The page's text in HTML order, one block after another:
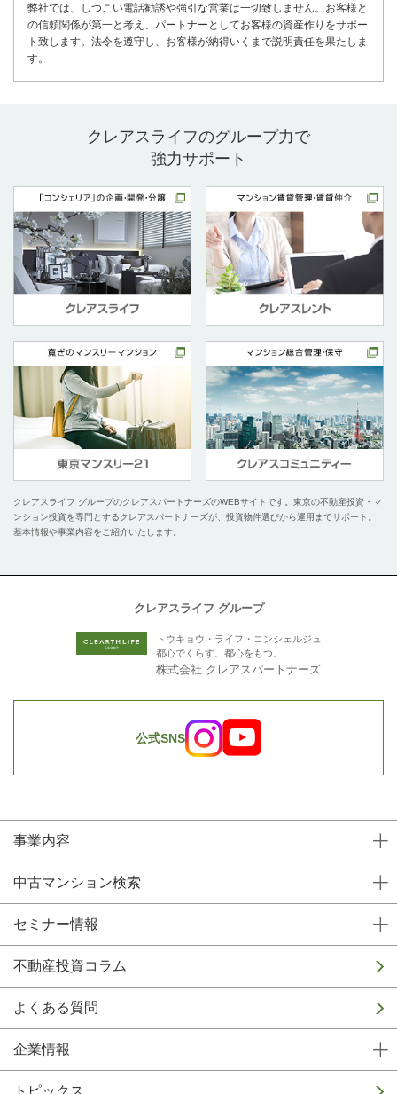
弊社では、しつこい電話勧誘や強引な営業は一切致しません。お客様と
の信頼関係が第一と考え、パートナーとしてお客様の資産作りをサポー
ト致します。法令を遵守し、お客様が納得いくまで説明責任を果たしま
す。
クレアスライフのグループ力で
強力サポート
クレアスライフ グループのクレアスパートナーズのWEBサイトです。 東京の不動産投資・マ
ンション投資を専門とするクレアスパートナーズが、投資物件選びから運用までサポート。
基本情報や事業内容をご紹介いたします。
トウキョウ・ライフ・コンシェルジュ
都心でくらす、都心をもつ。
株式会社 クレアスパートナーズ
公式SNS
クレアスライフ グループ
事業内容
中古マンション検索
セミナー情報
不動産投資コラム
よくある質問
企業情報